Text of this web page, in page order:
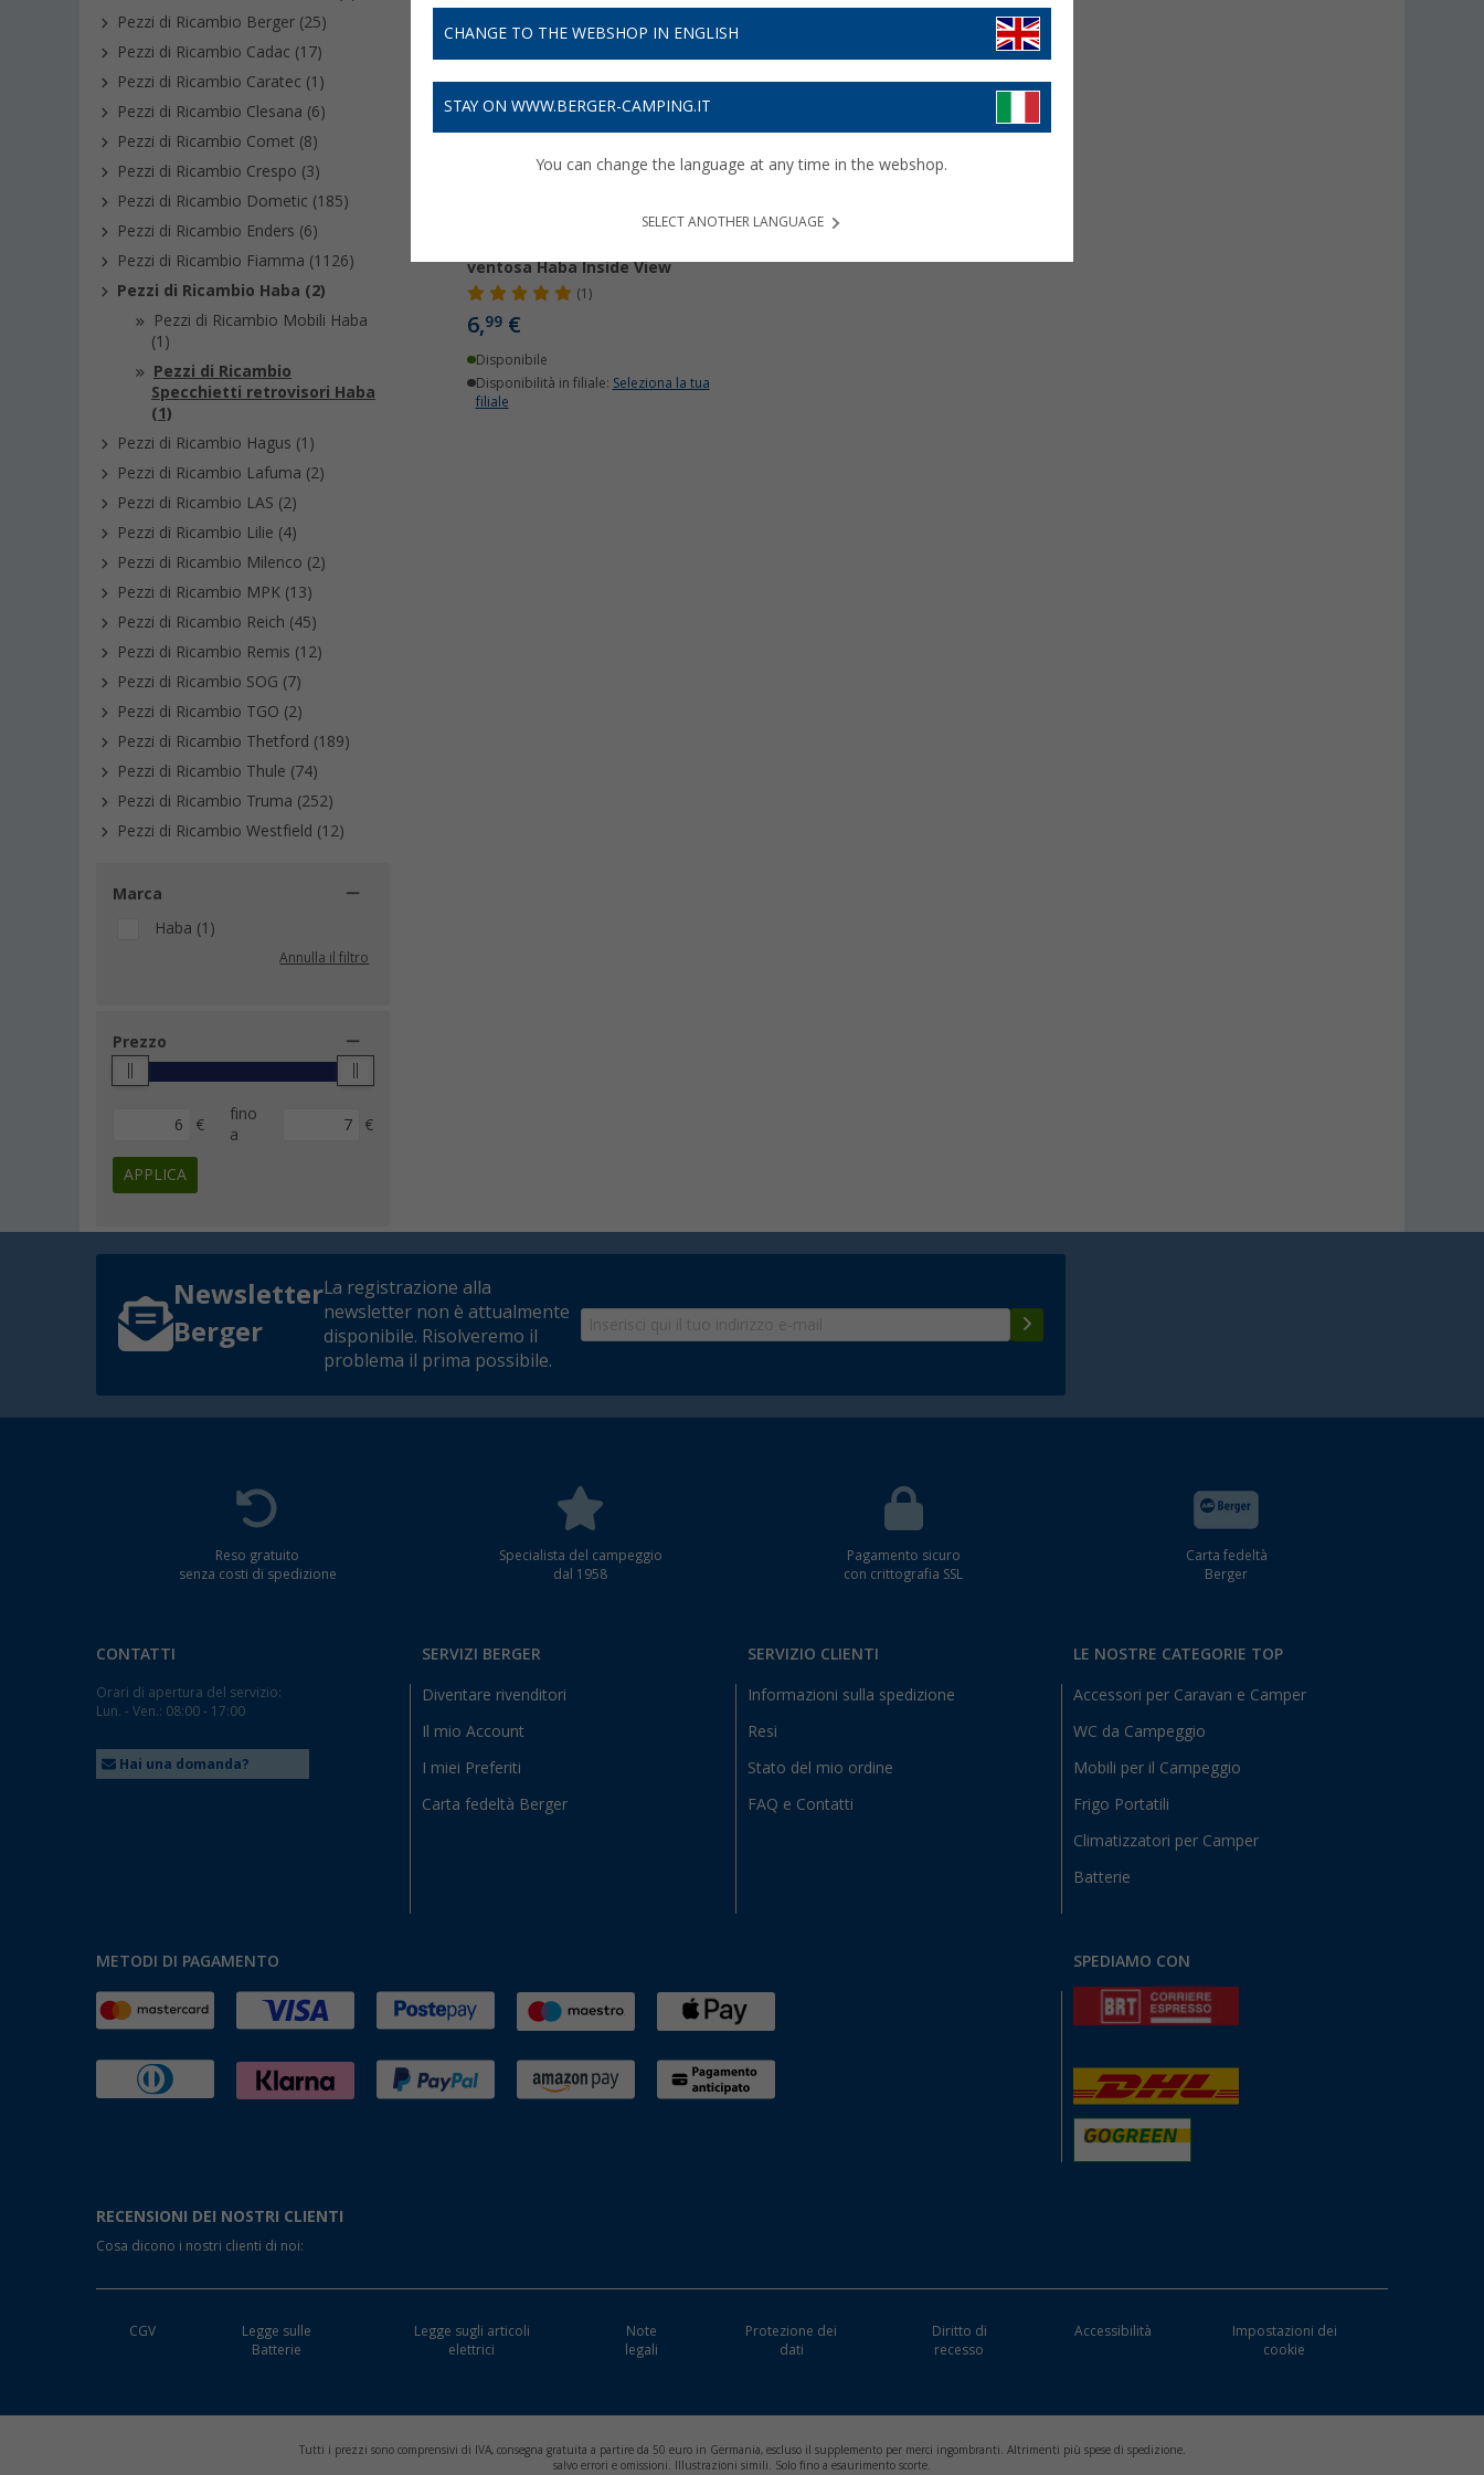
Pezzi di Ricambio Berger (25)
Pezzi di Ricambio Cadac (17)
Pezzi di Ricambio Caratec (1)
Pezzi di Ricambio Clesana (6)
Pezzi di Ricambio Comet (8)
Pezzi di Ricambio Crespo (3)
Pezzi di Ricambio Dometic (185)
Pezzi di Ricambio Enders (6)
Pezzi di Ricambio Fiamma (1126)
Pezzi di Ricambio Haba (2)
Pezzi di Ricambio Mobili Haba
(1)
Pezzi di Ricambio
Specchietti retrovisori Haba
(1)
Pezzi di Ricambio Hagus (1)
Pezzi di Ricambio Lafuma (2)
Pezzi di Ricambio LAS (2)
Pezzi di Ricambio Lilie (4)
Pezzi di Ricambio Milenco (2)
Pezzi di Ricambio MPK (13)
Pezzi di Ricambio Reich (45)
Pezzi di Ricambio Remis (12)
Pezzi di Ricambio SOG (7)
Pezzi di Ricambio TGO (2)
Pezzi di Ricambio Thetford (189)
Pezzi di Ricambio Thule (74)
Pezzi di Ricambio Truma (252)
Pezzi di Ricambio Westfield (12)
Marca
Haba (1)
Annulla il filtro
Prezzo
€
fino
a
€
APPLICA
ventosa Haba Inside View
(1)
6,99 €
Disponibile
Disponibilità in filiale: Seleziona la tua
filiale
Newsletter
Berger
La registrazione alla
newsletter non è attualmente
disponibile. Risolveremo il
problema il prima possibile.
Reso gratuito
senza costi di spedizione
Specialista del campeggio
dal 1958
Pagamento sicuro
con crittografia SSL
Carta fedeltà
Berger
CONTATTI
Orari di apertura del servizio:
Lun. - Ven.: 08:00 - 17:00
Hai una domanda?
SERVIZI BERGER
Diventare rivenditori
Il mio Account
I miei Preferiti
Carta fedeltà Berger
SERVIZIO CLIENTI
Informazioni sulla spedizione
Resi
Stato del mio ordine
FAQ e Contatti
LE NOSTRE CATEGORIE TOP
Accessori per Caravan e Camper
WC da Campeggio
Mobili per il Campeggio
Frigo Portatili
Climatizzatori per Camper
Batterie
METODI DI PAGAMENTO SPEDIAMO CON
RECENSIONI DEI NOSTRI CLIENTI
Cosa dicono i nostri clienti di noi:
CGV
Legge sulle
Batterie
Legge sugli articoli
elettrici
Note
legali
Protezione dei
dati
Diritto di
recesso
Accessibilità
Impostazioni dei
cookie
Tutti i prezzi sono comprensivi di IVA, consegna gratuita a partire da 50 euro in Germania, escluso il supplemento per merci ingombranti. Altrimenti più spese di spedizione.
salvo errori e omissioni. Illustrazioni simili. Solo fino a esaurimento scorte.
CHANGE TO THE WEBSHOP IN ENGLISH
STAY ON WWW.BERGER-CAMPING.IT
You can change the language at any time in the webshop.
SELECT ANOTHER LANGUAGE